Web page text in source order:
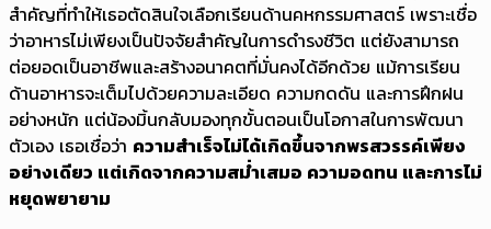
สำคัญที่ทำให้เธอตัดสินใจเลือกเรียนด้านคหกรรมศาสตร์ เพราะเชื่อ
ว่าอาหารไม่เพียงเป็นปัจจัยสำคัญในการดำรงชีวิต แต่ยังสามารถ
ต่อยอดเป็นอาชีพและสร้างอนาคตที่มั่นคงได้อีกด้วย แม้การเรียน
ด้านอาหารจะเต็มไปด้วยความละเอียด ความกดดัน และการฝึกฝน
อย่างหนัก แต่น้องมิ้นกลับมองทุกขั้นตอนเป็นโอกาสในการพัฒนา
ตัวเอง เธอเชื่อว่า ความสำเร็จไม่ได้เกิดขึ้นจากพรสวรรค์เพียง
อย่างเดียว แต่เกิดจากความสม่ำเสมอ ความอดทน และการไม่
หยุดพยายาม